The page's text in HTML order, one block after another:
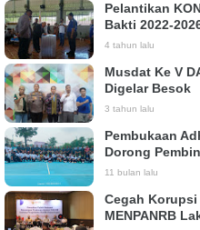
Pelantikan
Bakti 2022-
4 tahun lalu
Musdat Ke V
Digelar Besok
3 tahun lalu
Pembukaan
Dorong
11 bulan lalu
Cegah
MENPANRB